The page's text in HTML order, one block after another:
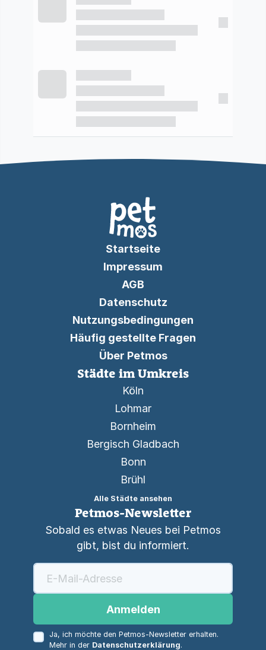
Startseite
Impressum
AGB
Datenschutz
Nutzungsbedingungen
Häufig gestellte Fragen
Über Petmos
Städte im Umkreis
Köln
Lohmar
Bornheim
Bergisch Gladbach
Bonn
Brühl
Alle Städte ansehen
Petmos-Newsletter
Sobald es etwas Neues bei Petmos
gibt, bist du informiert.
Anmelden
Ja, ich möchte den Petmos-Newsletter erhalten.
Mehr in der Datenschutzerklärung.